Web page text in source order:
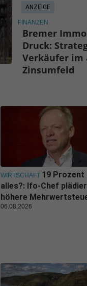
ANZEIGE
FINANZEN
Bremer
Druck:
Verkäufer im
Zinsumfeld
WIRTSCHAFT 19 Prozent
alles?: Ifo-Chef
höhere
06.08.2026